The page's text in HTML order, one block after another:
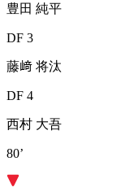
豊田 純平
DF 3
藤﨑 将汰
DF 4
西村 大吾
80’